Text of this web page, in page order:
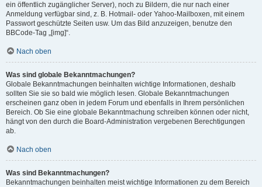
ein öffentlich zugänglicher Server), noch zu Bildern, die nur nach einer
Anmeldung verfügbar sind, z. B. Hotmail- oder Yahoo-Mailboxen, mit einem
Passwort geschützte Seiten usw. Um das Bild anzuzeigen, benutze den
BBCode-Tag „[img]“.
Nach oben
Was sind globale Bekanntmachungen?
Globale Bekanntmachungen beinhalten wichtige Informationen, deshalb
sollten Sie sie so bald wie möglich lesen. Globale Bekanntmachungen
erscheinen ganz oben in jedem Forum und ebenfalls in Ihrem persönlichen
Bereich. Ob Sie eine globale Bekanntmachung schreiben können oder nicht,
hängt von den durch die Board-Administration vergebenen Berechtigungen
ab.
Nach oben
Was sind Bekanntmachungen?
Bekanntmachungen beinhalten meist wichtige Informationen zu dem Bereich